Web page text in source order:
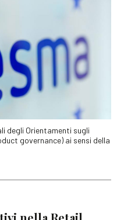
degli Orientamenti sugli
governance) ai sensi della